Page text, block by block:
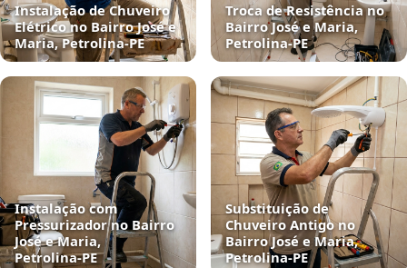
Instalação de Chuveiro
Elétrico no Bairro José e
Maria, Petrolina‑PE
Troca de Resistência no
Bairro José e Maria,
Petrolina‑PE
Instalação com
Pressurizador no Bairro
José e Maria,
Petrolina‑PE
Substituição de
Chuveiro Antigo no
Bairro José e Maria,
Petrolina‑PE